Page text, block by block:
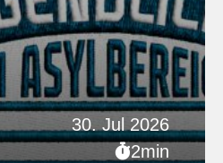
30. Jul 2026
2min